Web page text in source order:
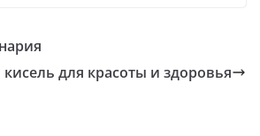
для красоты и здоровья